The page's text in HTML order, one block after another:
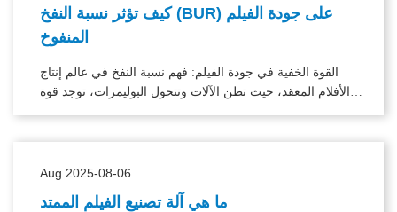
كيف تؤثر نسبة النفخ (BUR) على جودة الفيلم
المنفوخ
القوة الخفية في جودة الفيلم: فهم نسبة النفخ في عالم إنتاج
الأفلام المعقد، حيث تطن الآلات وتتحول البوليمرات، توجد قوة
Aug 2025-08-06
ما هي آلة تصنيع الفيلم الممتد